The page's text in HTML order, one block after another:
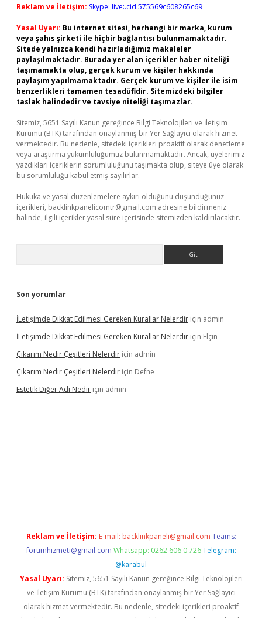
Reklam ve İletişim: Skype: live:.cid.575569c608265c69
Yasal Uyarı: Bu internet sitesi, herhangi bir marka, kurum
veya şahıs şirketi ile hiçbir bağlantısı bulunmamaktadır.
Sitede yalnızca kendi hazırladığımız makaleler
paylaşılmaktadır. Burada yer alan içerikler haber niteliği
taşımamakta olup, gerçek kurum ve kişiler hakkında
paylaşım yapılmamaktadır. Gerçek kurum ve kişiler ile isim
benzerlikleri tamamen tesadüfidir. Sitemizdeki bilgiler
taslak halindedir ve tavsiye niteliği taşımazlar.
Sitemiz, 5651 Sayılı Kanun gereğince Bilgi Teknolojileri ve İletişim
Kurumu (BTK) tarafından onaylanmış bir Yer Sağlayıcı olarak hizmet
vermektedir. Bu nedenle, sitedeki içerikleri proaktif olarak denetleme
veya araştırma yükümlülüğümüz bulunmamaktadır. Ancak, üyelerimiz
yazdıkları içeriklerin sorumluluğunu taşımakta olup, siteye üye olarak
bu sorumluluğu kabul etmiş sayılırlar.
Hukuka ve yasal düzenlemelere aykırı olduğunu düşündüğünüz
içerikleri, backlinkpanelicomtr@gmail.com adresine bildirmeniz
halinde, ilgili içerikler yasal süre içerisinde sitemizden kaldırılacaktır.
Son yorumlar
İLetişimde Dikkat Edilmesi Gereken Kurallar Nelerdir için admin
İLetişimde Dikkat Edilmesi Gereken Kurallar Nelerdir için Elçin
Çıkarım Nedir Çeşitleri Nelerdir için admin
Çıkarım Nedir Çeşitleri Nelerdir için Defne
Estetik Diğer Adı Nedir için admin
Reklam ve İletişim: E-mail: backlinkpaneli@gmail.com Teams:
forumhizmeti@gmail.com Whatsapp: 0262 606 0 726 Telegram:
@karabul
Yasal Uyarı: Sitemiz, 5651 Sayılı Kanun gereğince Bilgi Teknolojileri
ve İletişim Kurumu (BTK) tarafından onaylanmış bir Yer Sağlayıcı
olarak hizmet vermektedir. Bu nedenle, sitedeki içerikleri proaktif